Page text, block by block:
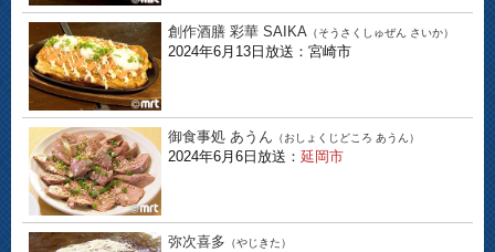
創作酒膳 彩華 SAIKA （そうさくしゅぜん さいか）
2024年6月13日放送：宮崎市
御食事処 あうん （おしょくじどころ あうん）
2024年6月6日放送： 延岡市
弥次喜多 （やじきた）